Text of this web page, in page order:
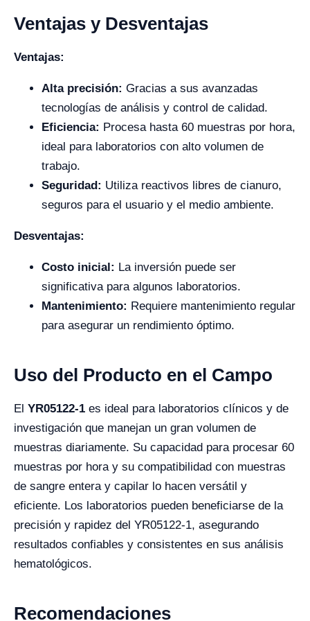
Ventajas y Desventajas
Ventajas:
Alta precisión: Gracias a sus avanzadas
tecnologías de análisis y control de calidad.
Eficiencia: Procesa hasta 60 muestras por hora,
ideal para laboratorios con alto volumen de
trabajo.
Seguridad: Utiliza reactivos libres de cianuro,
seguros para el usuario y el medio ambiente.
Desventajas:
Costo inicial: La inversión puede ser
significativa para algunos laboratorios.
Mantenimiento: Requiere mantenimiento regular
para asegurar un rendimiento óptimo.
Uso del Producto en el Campo
El YR05122-1 es ideal para laboratorios clínicos y de
investigación que manejan un gran volumen de
muestras diariamente. Su capacidad para procesar 60
muestras por hora y su compatibilidad con muestras
de sangre entera y capilar lo hacen versátil y
eficiente. Los laboratorios pueden beneficiarse de la
precisión y rapidez del YR05122-1, asegurando
resultados confiables y consistentes en sus análisis
hematológicos.
Recomendaciones